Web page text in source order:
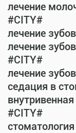
лечение
#CITY#
лечение
лечение
#CITY#
лечение
седация в
#CITY#